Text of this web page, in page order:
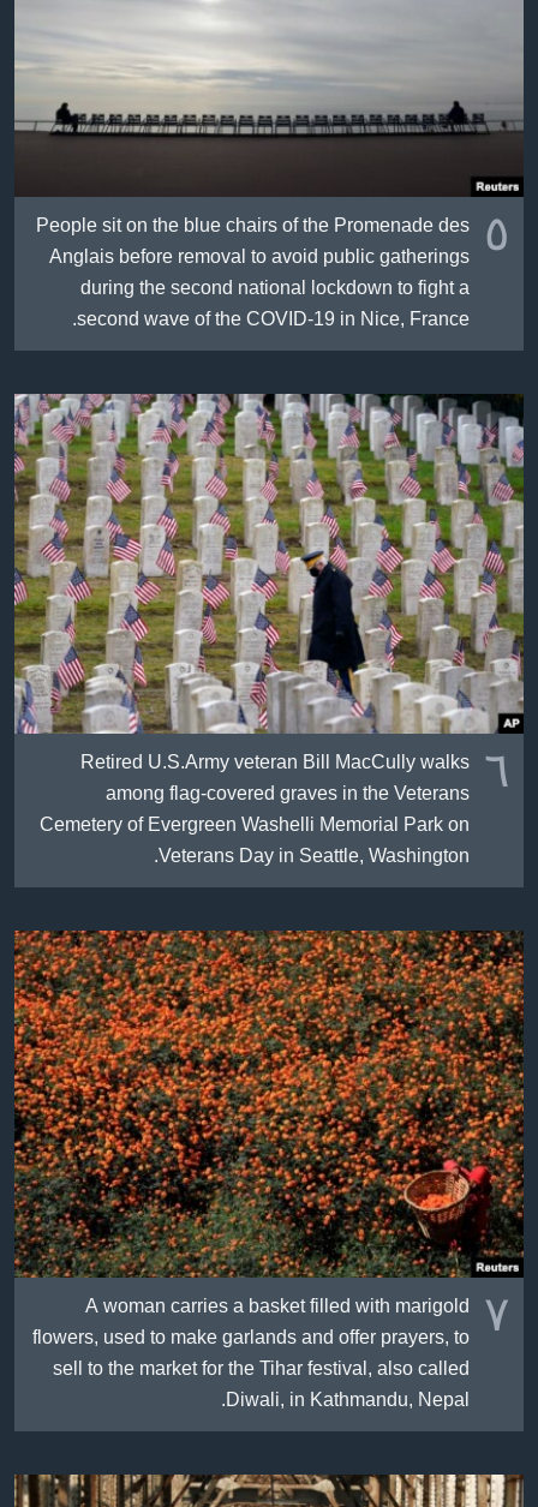
FOLLOW US
زمانه‌کان٥ People sit on the blue chairs of the Promenade des
Anglais before removal to avoid public gatherings
during the second national lockdown to fight a
second wave of the COVID-19 in Nice, France.
٦ Retired U.S.Army veteran Bill MacCully walks
among flag-covered graves in the Veterans
Cemetery of Evergreen Washelli Memorial Park on
Veterans Day in Seattle, Washington.
٧ A woman carries a basket filled with marigold
flowers, used to make garlands and offer prayers, to
sell to the market for the Tihar festival, also called
Diwali, in Kathmandu, Nepal.